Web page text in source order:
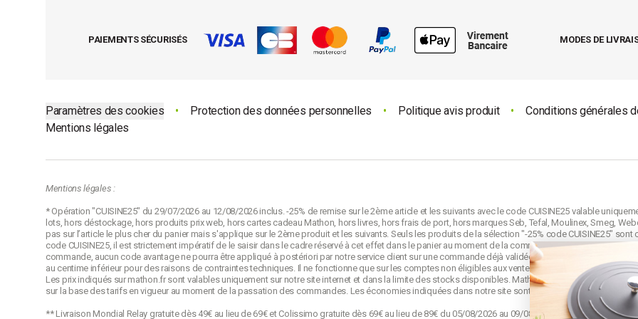
Besoin d'un chauffage d'appoint que vous puissiez déplacer librement d'une pièce à
l'autre ? Nos petits chauffages d'appoint mobiles sont légers et compacts, parfaits pour
d'œil, sans effort.
Les poêles à pétrole
Les poêles à pétrole sont appréciés pour leur capacité à chauffer rapidement une pièce.
utilisation nécessite quelques précautions en raison des risques d'intoxication au
Comment nettoyer
refroidisse. Ensuite, retirez la
accessibles avec un produit
PAIEMENTS SÉCURISÉS MODES DE
Paramètres des cookies • Protection des données personnelles • Politique avis produit • Conditions générales
Mentions légales
Mentions légales :
* Opération "CUISINE25" du 29/07/2026 au 12/08/2026 inclus. -25% de remise sur le 2ème article et les suivants avec le code CUISINE25 valable
lots, hors déstockage, hors produits prix web, hors cartes cadeau Mathon, hors livres, hors frais de port, hors marques Seb, Tefal, Moulinex, Smeg,
pas sur l’article le plus cher du panier mais s'applique sur le 2ème produit et les suivants. Seuls les produits de la sélection "-25% code CUISINE25"
code CUISINE25, il est strictement impératif de le saisir dans le cadre réservé à cet effet dans le panier au moment de la commande et avant la
commande, aucun code avantage ne pourra être appliqué à postériori par notre service client sur une commande déjà validée. Le code CUISINE25 est
au centime inférieur pour des raisons de contraintes techniques. Il ne fonctionne que sur les comptes non éligibles aux ventes privées mathon.fr.
Les prix indiqués sur mathon.fr sont valables uniquement sur notre site internet et dans la limite des stocks disponibles. Mathon se réserve le droit de
sur la base des tarifs en vigueur au moment de la passation des commandes. Les économies indiquées dans notre site sont calculées d'après le
prix
** Livraison Mondial Relay gratuite dès 49€ au lieu de 69€ et Colissimo gratuite dès 69€ au lieu de 89€ du 05/08/2026 au 09/08/2026 23h59. Offre